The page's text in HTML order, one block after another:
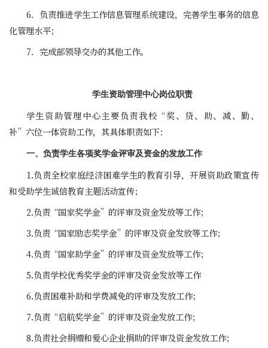
6．负责推进学生工作信息管理系统建设，完善学生事务的信息
化管理水平；
7．完成部领导交办的其他工作。
学生资助管理中心岗位职责
学生资助管理中心主要负责我校“奖、贷、助、减、勤、
补”六位一体资助工作，其具体职责如下：
一、负责学生各项奖学金评审及资金的发放工作
1.负责全校家庭经济困难学生的教育引导，开展资助政策宣传
和受助学生诚信教育主题活动宣传；
2.负责“国家奖学金”的评审及资金发放等工作；
3.负责“国家励志奖学金”的评审及资金发放等工作；
4.负责“国家助学金”的评审及资金发放等工作；
5.负责学校优秀奖学金的评审及资金发放等工作
6.负责困难补助和学费减免的评审及发放工作；
7.负责“启航奖学金”的评审及资金发放工作；
8.负责社会捐赠和爱心企业捐助的评审及资金发放工作；